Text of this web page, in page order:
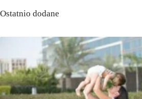
Ostatnio dodane